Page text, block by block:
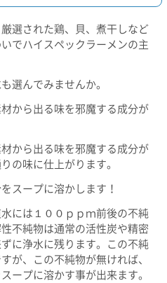
選された鶏、貝、煮干しなど
でハイスペックラーメンの主
選んでみませんか。
から出る味を邪魔する成分が
から出る味を邪魔する成分が
の味に仕上がります。
スープに溶かします！
には１００ｐｐｍ前後の不純
不純物は通常の活性炭や精密
に浄水に残ります。この不純
が、この不純物が無ければ、
ープに溶かす事が出来ます。